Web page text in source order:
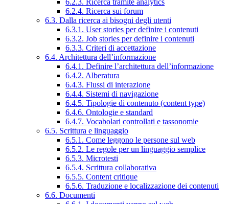
6.2.3. Ricerca tramite analytics
6.2.4. Ricerca sui forum
6.3. Dalla ricerca ai bisogni degli utenti
6.3.1. User stories per definire i contenuti
6.3.2. Job stories per definire i contenuti
6.3.3. Criteri di accettazione
6.4. Architettura dell’informazione
6.4.1. Definire l’architettura dell’informazione
6.4.2. Alberatura
6.4.3. Flussi di interazione
6.4.4. Sistemi di navigazione
6.4.5. Tipologie di contenuto (content type)
6.4.6. Ontologie e standard
6.4.7. Vocabolari controllati e tassonomie
6.5. Scrittura e linguaggio
6.5.1. Come leggono le persone sul web
6.5.2. Le regole per un linguaggio semplice
6.5.3. Microtesti
6.5.4. Scrittura collaborativa
6.5.5. Content critique
6.5.6. Traduzione e localizzazione dei contenuti
6.6. Documenti